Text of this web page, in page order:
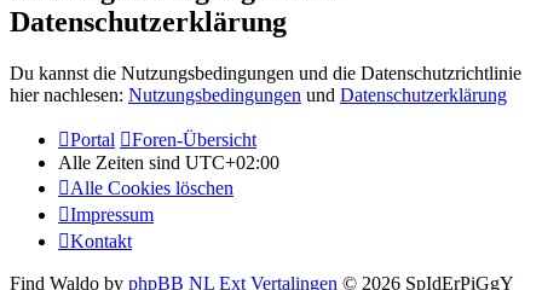
Datenschutzerklärung
Du kannst die Nutzungsbedingungen und die Datenschutzrichtlinie
hier nachlesen: Nutzungsbedingungen und Datenschutzerklärung
Portal
Foren-Übersicht
Alle Zeiten sind UTC+02:00
Alle Cookies löschen
Impressum
Kontakt
Find Waldo by phpBB NL Ext Vertalingen © 2026 SpIdErPiGgY